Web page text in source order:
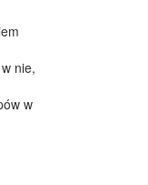
nie,
w